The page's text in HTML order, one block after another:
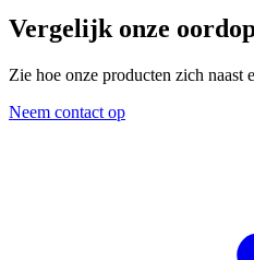
Vergelijk onze
Zie hoe onze producten zich naast
Neem contact op